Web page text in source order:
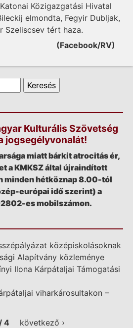
Közigazgatási Hivatal
elmondta, Fegyir Dubljak,
Szeliscsev tért haza.
(Facebook/RV)
Kulturális Szövetség
jogsegélyvonalát!
miatt bárkit atrocitás ér,
a KMKSZ által újraindított
minden hétköznap 8.00-tól
európai idő szerint) a
es mobilszámon.
középiskolásoknak
Alapítvány közleménye
Ilona Kárpátaljai Támogatási
viharkárosultakon –
4
következő ›